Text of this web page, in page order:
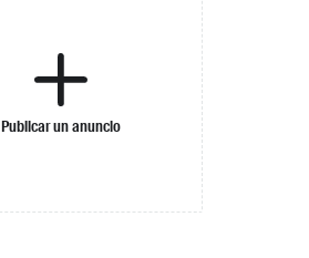
Publicar un anuncio